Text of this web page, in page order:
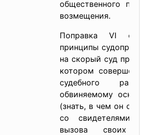
общественного
возмещения.
Поправка VI
принципы
на скорый суд
котором совершено
судебного
обвиняемому
(знать, в чем он
со свидетелями
вызова своих